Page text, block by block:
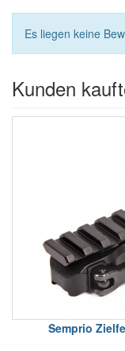
Es liegen keine
Kunden
Semprio